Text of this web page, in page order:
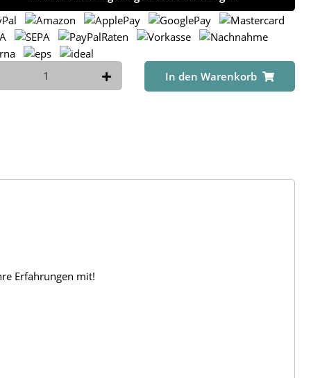
In den Warenkorb
Erfahrungen mit!